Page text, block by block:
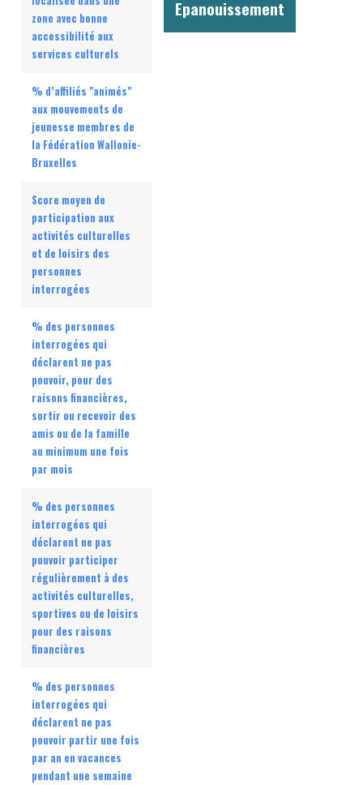
zone avec bonne
accessibilité aux
services culturels
% d’affiliés "animés"
aux mouvements de
jeunesse membres de
la Fédération Wallonie-
Bruxelles
Score moyen de
participation aux
activités culturelles
et de loisirs des
personnes
interrogées
% des personnes
interrogées qui
déclarent ne pas
pouvoir, pour des
raisons financières,
sortir ou recevoir des
amis ou de la famille
au minimum une fois
par mois
% des personnes
interrogées qui
déclarent ne pas
pouvoir participer
régulièrement à des
activités culturelles,
sportives ou de loisirs
pour des raisons
financières
% des personnes
interrogées qui
déclarent ne pas
pouvoir partir une fois
par an en vacances
pendant une semaine
Epanouissement